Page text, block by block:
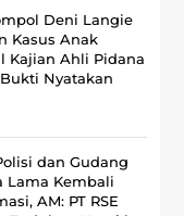
Deni Langie
Kasus Anak
Kajian Ahli Pidana
Nyatakan
dan Gudang
Lama Kembali
‎AM: PT RSE